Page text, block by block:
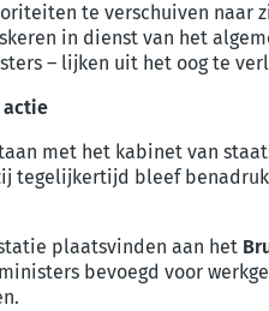
te verschuiven naar
in dienst van het
– lijken uit het oog te
actie
met het kabinet van
tegelijkertijd bleef
plaatsvinden aan het
bevoegd voor